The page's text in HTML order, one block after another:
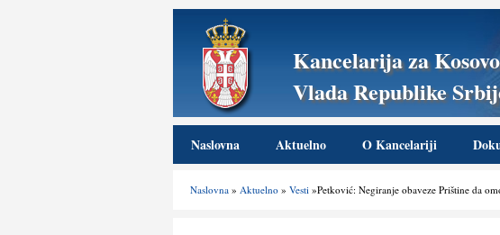
Kancelarija za
Vlada Republike
Naslovna Aktuelno O Kancelariji
Naslovna »Aktuelno »Vesti »Petković: Negiranje obaveze Prištine da